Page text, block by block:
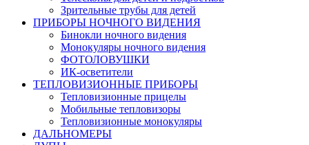
Зрительные трубы для детей
ПРИБОРЫ НОЧНОГО ВИДЕНИЯ
Бинокли ночного видения
Монокуляры ночного видения
ФОТОЛОВУШКИ
ИК-осветители
ТЕПЛОВИЗИОННЫЕ ПРИБОРЫ
Тепловизионные прицелы
Мобильные тепловизоры
Тепловизионные монокуляры
ДАЛЬНОМЕРЫ